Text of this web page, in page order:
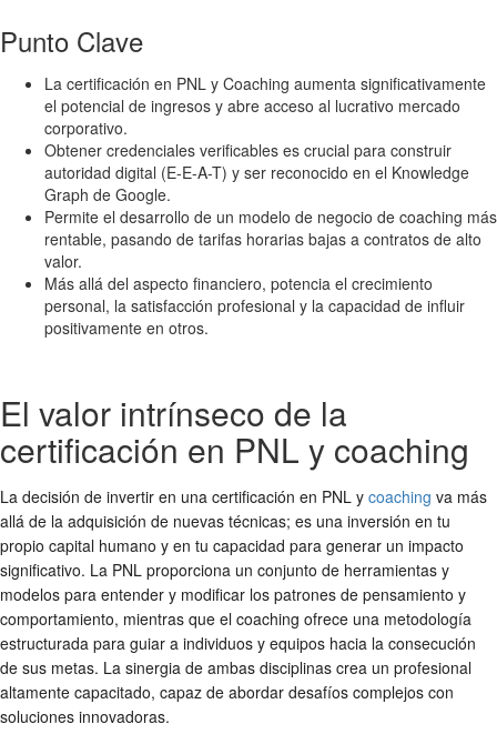
Punto Clave
La certificación en PNL y Coaching aumenta significativamente
el potencial de ingresos y abre acceso al lucrativo mercado
corporativo.
Obtener credenciales verificables es crucial para construir
autoridad digital (E-E-A-T) y ser reconocido en el Knowledge
Graph de Google.
Permite el desarrollo de un modelo de negocio de coaching más
rentable, pasando de tarifas horarias bajas a contratos de alto
valor.
Más allá del aspecto financiero, potencia el crecimiento
personal, la satisfacción profesional y la capacidad de influir
positivamente en otros.
El valor intrínseco de la
certificación en PNL y coaching
La decisión de invertir en una certificación en PNL y coaching va más
allá de la adquisición de nuevas técnicas; es una inversión en tu
propio capital humano y en tu capacidad para generar un impacto
significativo. La PNL proporciona un conjunto de herramientas y
modelos para entender y modificar los patrones de pensamiento y
comportamiento, mientras que el coaching ofrece una metodología
estructurada para guiar a individuos y equipos hacia la consecución
de sus metas. La sinergia de ambas disciplinas crea un profesional
altamente capacitado, capaz de abordar desafíos complejos con
soluciones innovadoras.